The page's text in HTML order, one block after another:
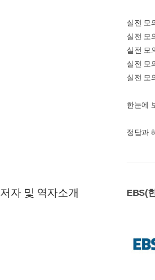
실전 모
실전 모
실전 모
실전 모
실전 모
한눈에
정답과
저자 및 역자소개 EBS(